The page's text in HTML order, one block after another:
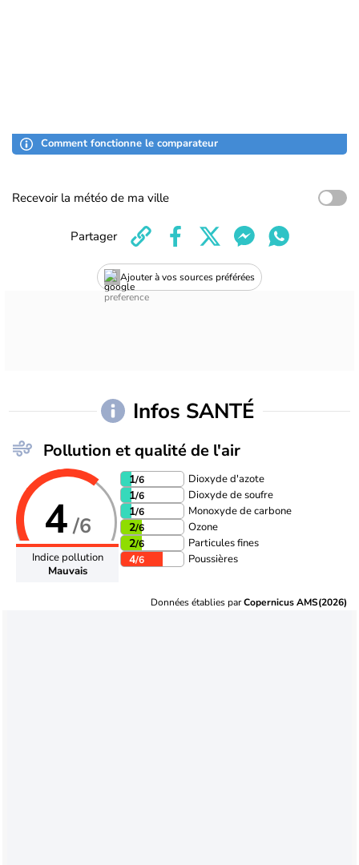
Comment fonctionne le comparateur
Recevoir la météo de ma ville
Ajouter à vos sources préférées
Partager
Infos SANTÉ
Pollution et qualité de l'air
4/6
Indice pollution
Mauvais
1/6 Dioxyde d'azote
1/6 Dioxyde de soufre
1/6 Monoxyde de carbone
2/6 Ozone
2/6 Particules fines
4/6 Poussières
Données établies parCopernicus AMS(2026)